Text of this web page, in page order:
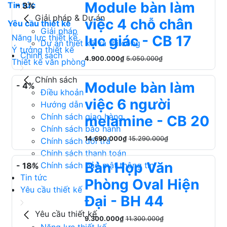
Tin tức
Yêu cầu thiết kế
Năng lực thiết kế
Ý tưởng thiết kế
Thiết kế văn phòng
Giải pháp & Dự án
Giải pháp
Dự án thiết kế và thi công
Chính sách
Chính sách
Điều khoản
Hướng dẫn
Chính sách giao hàng
Chính sách bảo hành
Chính sách đổi trả
Chính sách thanh toán
Chính sách bảo mật thông tin
Tin tức
Yêu cầu thiết kế
Yêu cầu thiết kế
- 3%
Module bàn làm
việc 4 chỗ chân
lục giác - CB 17
4.900.000₫ 5.050.000₫
- 4%
Module bàn làm
việc 6 người
melamine - CB 20
14.690.000₫ 15.290.000₫
- 18%
Bàn Họp Văn
Phòng Oval Hiện
Đại - BH 44
9.300.000₫ 11.300.000₫